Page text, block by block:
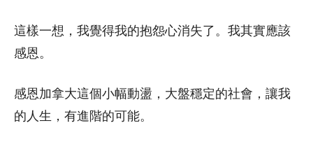
這樣一想，我覺得我的抱怨心消失了。我其實應該
感恩。
感恩加拿大這個小幅動盪，大盤穩定的社會，讓我
的人生，有進階的可能。